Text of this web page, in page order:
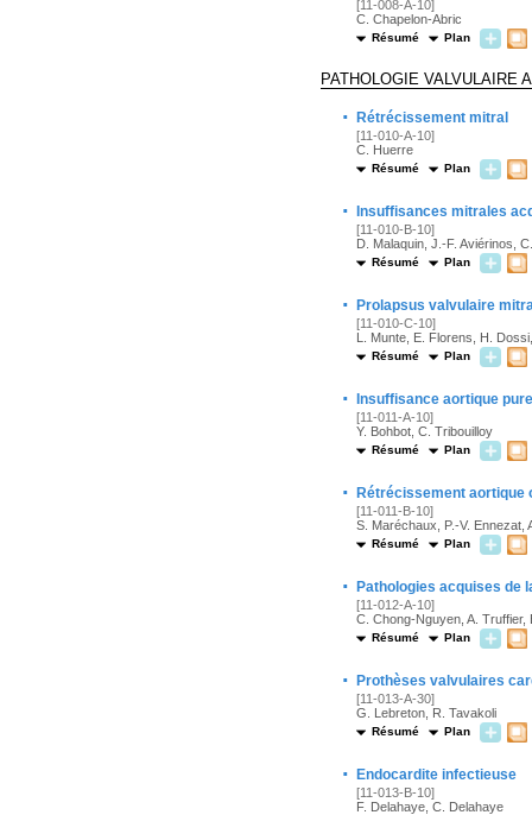
[11-008-A-10]
C. Chapelon-Abric
Résumé Plan
PATHOLOGIE VALVULAIRE
· Rétrécissement mitral
[11-010-A-10]
C. Huerre
Résumé Plan
· Insuffisances mitrales
[11-010-B-10]
D. Malaquin, J.-F. Aviérinos,
Résumé Plan
· Prolapsus valvulaire
[11-010-C-10]
L. Munte, E. Florens, H.
Résumé Plan
· Insuffisance aortique
[11-011-A-10]
Y. Bohbot, C. Tribouilloy
Résumé Plan
· Rétrécissement aortique
[11-011-B-10]
S. Maréchaux, P.-V. Ennezat,
Résumé Plan
· Pathologies acquises de
[11-012-A-10]
C. Chong-Nguyen, A. Truffier,
Résumé Plan
· Prothèses valvulaires
[11-013-A-30]
G. Lebreton, R. Tavakoli
Résumé Plan
· Endocardite infectieuse
[11-013-B-10]
F. Delahaye, C. Delahaye